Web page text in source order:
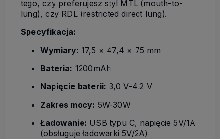
tego, czy preferujesz styl MTL (mouth-to-
lung), czy RDL (restricted direct lung).
Specyfikacja:
Wymiary: 17,5 × 47,4 × 75 mm
Bateria: 1200mAh
Napięcie baterii: 3,0 V-4,2 V
Zakres mocy: 5W-30W
Ładowanie: USB typu C, napięcie 5V/1A
(obsługuje ładowarki 5V/2A)